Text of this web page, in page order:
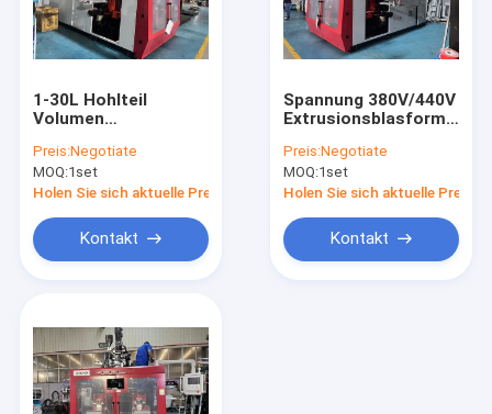
Hochgeschwindigkeitsspritzgussmaschine
HAUSTIER Spritzgussmaschine
PVC-Spritzgussmaschine
Medizinische Spritzen-Maschine
1-30L Hohlteil
Volumen
mit 540mm
Plattenlauf und 300
Wasserverbrauch
Preis:Negotiate
MOQ:1set
Holen Sie sich aktuelle Preis
Kontakt
Spannung 380V/440V
Schraubschleifigkeit
24L/D
Preis:Negotiate
MOQ:1set
Holen Sie sich aktuelle Preis
Kontakt